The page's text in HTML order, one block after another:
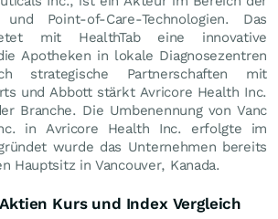
und Point-of-Care-Technologien. Das
mit HealthTab eine innovative
Apotheken in lokale Diagnosezentren
strategische Partnerschaften mit
und Abbott stärkt Avricore Health Inc.
Branche. Die Umbenennung von Vanc
in Avricore Health Inc. erfolgte im
wurde das Unternehmen bereits
Hauptsitz in Vancouver, Kanada.
Kurs und Index Vergleich